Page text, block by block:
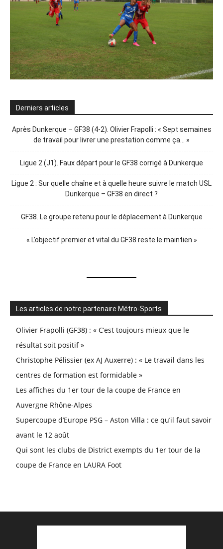
Derniers articles
Après Dunkerque – GF38 (4-2). Olivier Frapolli : « Sept semaines
de travail pour livrer une prestation comme ça… »
Ligue 2 (J1). Faux départ pour le GF38 corrigé à Dunkerque
Ligue 2 : Sur quelle chaîne et à quelle heure suivre le match USL
Dunkerque – GF38 en direct ?
GF38. Le groupe retenu pour le déplacement à Dunkerque
« L’objectif premier et vital du GF38 reste le maintien »
Les articles de notre partenaire Métro-Sports
Olivier Frapolli (GF38) : « C’est toujours mieux que le
résultat soit positif »
Christophe Pélissier (ex AJ Auxerre) : « Le travail dans les
centres de formation est formidable »
Les affiches du 1er tour de la coupe de France en
Auvergne Rhône-Alpes
Supercoupe d’Europe PSG – Aston Villa : ce qu’il faut savoir
avant le 12 août
Qui sont les clubs de District exempts du 1er tour de la
coupe de France en LAURA Foot